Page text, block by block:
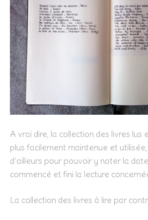
A vrai dire, la collection des livres lus
plus facilement maintenue et
d’ailleurs pour pouvoir y noter la
commencé et fini la lecture
La collection des livres à lire par